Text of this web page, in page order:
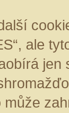
ale
jen
může